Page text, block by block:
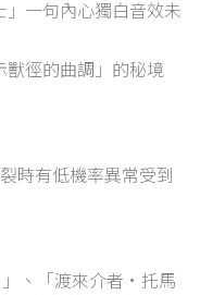
一句內心獨白音效未
徑的曲調」的秘境
時有低機率異常受到
、「渡來介者·托馬